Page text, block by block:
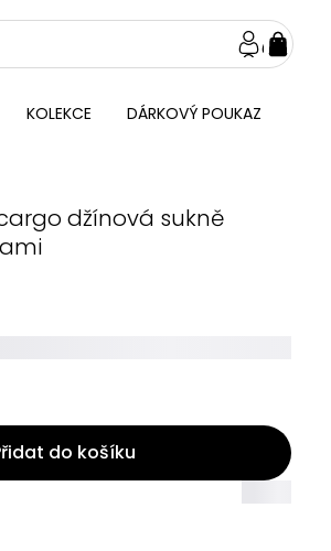
KOLEKCE DÁRKOVÝ POUKAZ
džínová sukně
do košíku